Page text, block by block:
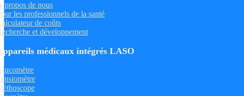
propos de nous
les professionnels de la santé
de coûts
et développement
médicaux intégrés LASO